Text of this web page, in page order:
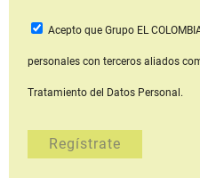
Acepto que Grupo EL
personales con terceros aliados
Tratamiento del Datos Personal.